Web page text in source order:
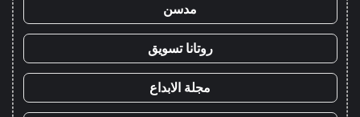
مدسن
روتانا تسويق
مجلة الابداع